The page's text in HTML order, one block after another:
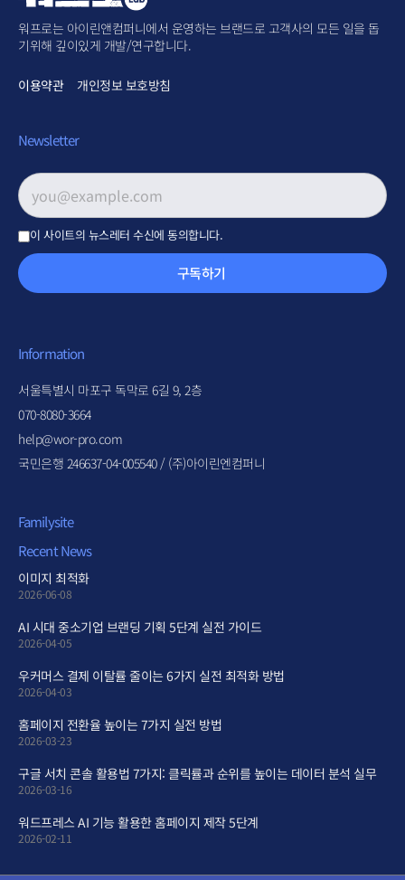
워프로는 아이린앤컴퍼니에서 운영하는 브랜드로 고객사의 모든 일을 돕
이메일 주소*
이 사이트의 뉴스레터 수신에 동의합니다.
구독하기
서울특별시 마포구 독막로 6길 9, 2층
070-8080-3664
help@wor-pro.com
Familysite
이미지 최적화
AI 시대 중소기업 브랜딩 기획 5단계 실전 가이드
우커머스 결제 이탈률 줄이는 6가지 실전 최적화 방법
홈페이지 전환율 높이는 7가지 실전 방법
구글 서치 콘솔 활용법 7가지: 클릭률과 순위를 높이는 데이터 분석 실무
워드프레스 AI 기능 활용한 홈페이지 제작 5단계